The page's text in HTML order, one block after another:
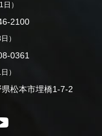
）
2100
）
0361
）
松本市埋橋1-7-2